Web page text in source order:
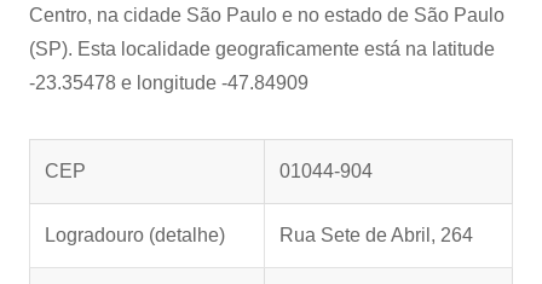
Centro, na cidade São Paulo e no estado de São Paulo
(SP). Esta localidade geograficamente está na latitude
-23.35478 e longitude -47.84909
CEP 01044-904
Logradouro (detalhe) Rua Sete de Abril, 264